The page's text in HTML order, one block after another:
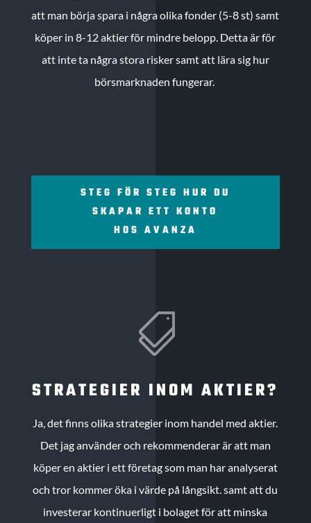
att man börja spara i några olika fonder (5-8 st) samt
köper in 8-12 aktier för mindre belopp. Detta är för
att inte ta några stora risker samt att lära sig hur
börsmarknaden fungerar.
STEG FÖR STEG HUR DU
SKAPAR ETT KONTO
HOS AVANZA

STRATEGIER INOM AKTIER?
Ja, det finns olika strategier inom handel med aktier.
Det jag använder och rekommenderar är att man
köper en aktier i ett företag som man har analyserat
och tror kommer öka i värde på långsikt. samt att du
investerar kontinuerligt i bolaget för att minska